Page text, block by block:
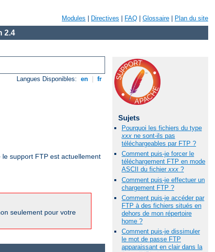
Modules Directives FAQ Glossaire Plan du site
2.4
Langues Disponibles: en fr
support FTP est actuellement
seulement pour votre
Sujets
Pourquoi les fichiers du type
xxx ne sont-ils pas
téléchargeables par FTP ?
Comment puis-je forcer le
téléchargement FTP en mode
ASCII du fichierxxx ?
Comment puis-je effectuer un
chargement FTP ?
Comment puis-je accéder par
FTP à des fichiers situés en
dehors de mon répertoire
home ?
Comment puis-je dissimuler
le mot de passe FTP
apparaissant en clair dans la